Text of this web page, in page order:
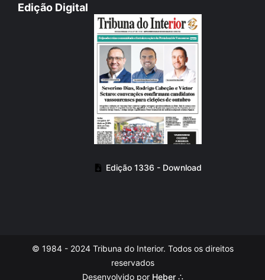
Edição Digital
Edição 1336 - Download
© 1984 - 2024 Tribuna do Interior. Todos os direitos
reservados
Desenvolvido por Heber ∴